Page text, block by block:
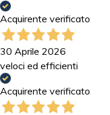
Acquirente verificato
30 Aprile 2026
veloci ed efficienti
Acquirente verificato